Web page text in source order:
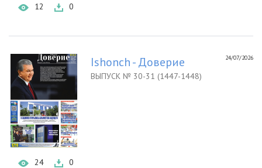
12 0
24 0
24/07/2026
Ishonch - Доверие
ВЫПУСК № 30-31 (1447-1448)